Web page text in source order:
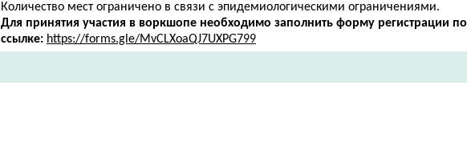
Количество мест ограничено в связи с эпидемиологическими ограничениями.
Для принятия участия в воркшопе необходимо заполнить форму регистрации по
ссылке: https://forms.gle/MvCLXoaQJ7UXPG799